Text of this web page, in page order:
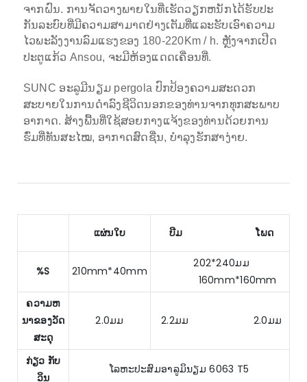
ຈາກຝົນ. ການ​ຈັດ​ວາງ​ພາຍ​ໃນ​ທີ່​ເຮັດ​ວຽກ​ຫນັກ​ໄດ້​ຮັບ​ປະ​
ກັນ​ລະ​ບົບ​ທີ່​ມີ​ຄວາມ​ສາ​ມາດ​ຢ່າງ​ເຕັມ​ທີ່​ແລະ​ຮັບ​ເອົາ​ຄວາມ​
ໄວ​ພະ​ລັງ​ງານ​ລົມ​ແຮງ​ຂອງ 180-220Km / h. ຫຼັງຈາກເປີດ
ປະຕູແກ້ວ Ansou, ຈະມີຫ້ອງແດດເຄື່ອນທີ່.
SUNC ອະລູມີນຽມ pergola ປົກປ້ອງຄວາມສະດວກ
ສະບາຍໃນການດໍາລົງຊີວິດນອກຂອງທ່ານຈາກທຸກສະພາບ
ອາກາດ. ສ້າງພື້ນທີ່ໃຊ້ສອຍກາງແຈ້ງຂອງທ່ານດ້ວຍການ
ຮົ່ມທີ່ທັນສະໄໝ, ອາກາດສົດຊື່ນ, ບຳລຸງຮັກສາງ່າຍ.
ແຜ່ນໃບ ບີມ ໂພດ
%S 210mm*40mm
202*240ມມ
160mm*160mm
ຄວາມຫ
ນາຂອງວັດ
ສະດຸ
2.0ມມ 2.2ມມ 2.0ມມ
ກ່ຽວ ກັບ
ວິນ
ໂລຫະປະສົມອາລູມິນຽມ 6063 T5